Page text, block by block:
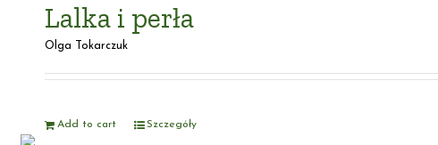
Lalka i perła
Olga Tokarczuk
Add to cart Szczegóły